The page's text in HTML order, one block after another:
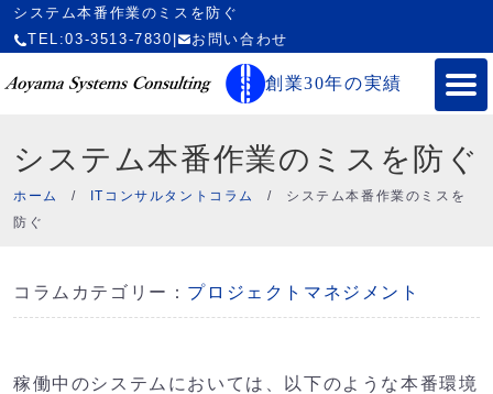
システム本番作業のミスを防ぐ
TEL:03-3513-7830
お問い合わせ
創業30年の実績
システム本番作業のミスを防ぐ
ホーム / ITコンサルタントコラム / システム本番作業のミスを
防ぐ
コラムカテゴリー： プロジェクトマネジメント
稼働中のシステムにおいては、以下のような本番環境